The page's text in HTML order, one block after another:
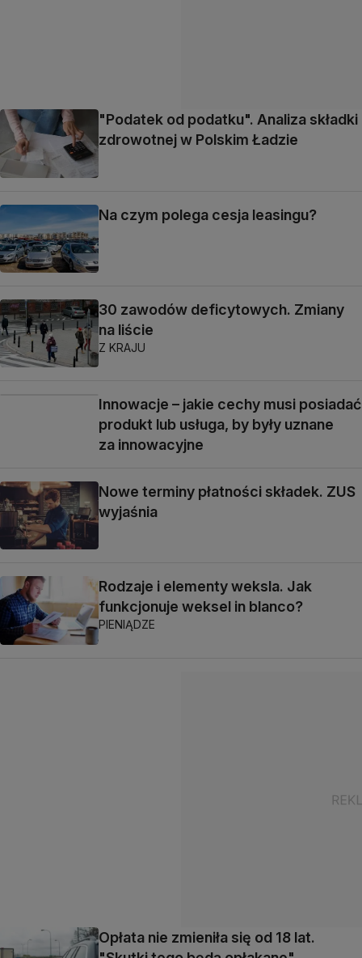
"Podatek od podatku". Analiza składki
zdrowotnej w Polskim Ładzie
Na czym polega cesja leasingu?
30 zawodów deficytowych. Zmiany
na liście
Z KRAJU
Innowacje – jakie cechy musi posiadać
produkt lub usługa, by były uznane
za innowacyjne
Nowe terminy płatności składek. ZUS
wyjaśnia
Rodzaje i elementy weksla. Jak
funkcjonuje weksel in blanco?
PIENIĄDZE
Opłata nie zmieniła się od 18 lat.